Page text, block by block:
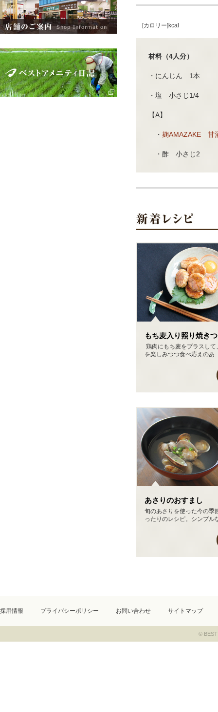
[カロリー]kcal
材料（4人分）
・にんじん 1本
・塩 小さじ1/4
【A】
・ 麹AMAZAKE 甘
・酢 小さじ2
もち麦入り照り焼き
鶏肉にもち麦をプラスして
を楽しみつつ食べ応えのあ
あさりのおすまし
旬のあさりを使った今の季
ったりのレシピ。シンプル
採用情報 プライバシーポリシー お問い合わせ サイトマップ
© BEST